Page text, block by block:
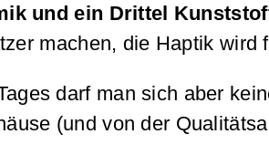
und ein Drittel
machen, die Haptik wird
darf man sich aber
(und von der